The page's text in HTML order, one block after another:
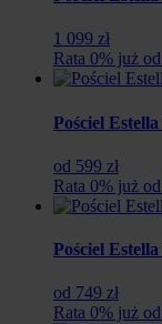
1 099 zł
Rata 0% już
Pościel
od 599 zł
Rata 0% już
Pościel
od 749 zł
Rata 0% już